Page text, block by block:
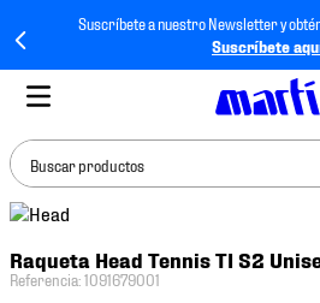
Suscríbete a nuestro Newsletter y
Suscríbete
Buscar productos
Raqueta Head Tennis TI S2
Referencia:1091679001
BUSCADOS